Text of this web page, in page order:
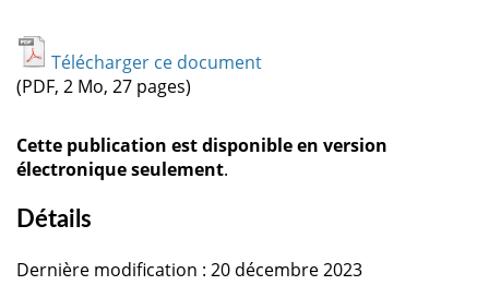
Télécharger ce document
(PDF, 2 Mo, 27 pages)
Cette publication est disponible en version
électronique seulement.
Détails
Dernière modification : 20 décembre 2023